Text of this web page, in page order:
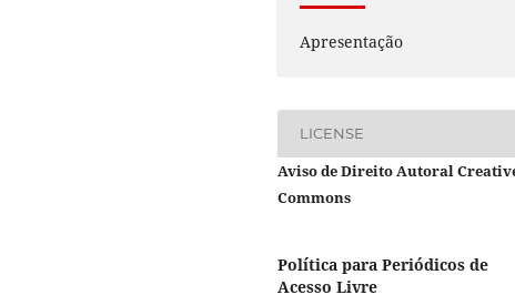
Apresentação
LICENSE
Aviso de Direito Autoral
Commons
Política para Periódicos de
Acesso Livre